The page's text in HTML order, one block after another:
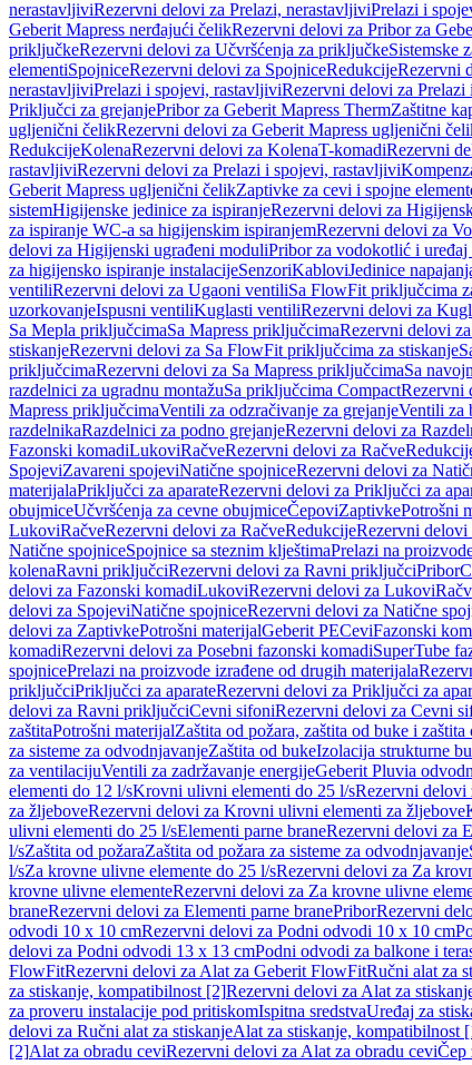
nerastavljiviRezervni delovi za Prelazi, nerastavljiviPrelazi i
Geberit Mapress nerđajući čelikRezervni delovi za Pribor za
priključkeRezervni delovi za Učvršćenja za priključkeSistemske
elementiSpojniceRezervni delovi za SpojniceRedukcijeRezervni
nerastavljiviPrelazi i spojevi, rastavljiviRezervni delovi za
Priključci za grejanjePribor za Geberit Mapress ThermZaštitne
ugljenični čelikRezervni delovi za Geberit Mapress ugljenični
RedukcijeKolenaRezervni delovi za KolenaT-komadiRezervni
rastavljiviRezervni delovi za Prelazi i spojevi, rastavljivi
Geberit Mapress ugljenični čelikZaptivke za cevi i spojne
sistemHigijenske jedinice za ispiranjeRezervni delovi za
za ispiranje WC-a sa higijenskim ispiranjemRezervni delovi za
delovi za Higijenski ugrađeni moduliPribor za vodokotlić i uređaj
za higijensko ispiranje instalacijeSenzoriKabloviJedinice
ventiliRezervni delovi za Ugaoni ventiliSa FlowFit priključcima
uzorkovanjeIspusni ventiliKuglasti ventiliRezervni delovi za
Sa Mepla priključcimaSa Mapress priključcimaRezervni delovi
stiskanjeRezervni delovi za Sa FlowFit priključcima za stiskanje
priključcimaRezervni delovi za Sa Mapress priključcimaSa
razdelnici za ugradnu montažuSa priključcima CompactRezervni
Mapress priključcimaVentili za odzračivanje za grejanjeVentili za
razdelnikaRazdelnici za podno grejanjeRezervni delovi za
Fazonski komadiLukoviRačveRezervni delovi za Račve
SpojeviZavareni spojeviNatične spojniceRezervni delovi za
materijalaPriključci za aparateRezervni delovi za Priključci za
obujmiceUčvršćenja za cevne obujmiceČepoviZaptivkePotrošni
LukoviRačveRezervni delovi za RačveRedukcijeRezervni delovi
Natične spojniceSpojnice sa steznim klještimaPrelazi na
kolenaRavni priključciRezervni delovi za Ravni priključciPribor
delovi za Fazonski komadiLukoviRezervni delovi za Lukovi
delovi za SpojeviNatične spojniceRezervni delovi za Natične
delovi za ZaptivkePotrošni materijalGeberit PECeviFazonski
komadiRezervni delovi za Posebni fazonski komadiSuperTube
spojnicePrelazi na proizvode izrađene od drugih materijala
priključciPriključci za aparateRezervni delovi za Priključci za
delovi za Ravni priključciCevni sifoniRezervni delovi za Cevni
zaštitaPotrošni materijalZaštita od požara, zaštita od buke i zaštita
za sisteme za odvodnjavanjeZaštita od bukeIzolacija strukturne
za ventilacijuVentili za zadržavanje energijeGeberit Pluvia
elementi do 12 l/sKrovni ulivni elementi do 25 l/sRezervni
za žljeboveRezervni delovi za Krovni ulivni elementi za žljebove
ulivni elementi do 25 l/sElementi parne braneRezervni delovi za
l/sZaštita od požaraZaštita od požara za sisteme za odvodnjavanje
l/sZa krovne ulivne elemente do 25 l/sRezervni delovi za Za
krovne ulivne elementeRezervni delovi za Za krovne ulivne
braneRezervni delovi za Elementi parne branePriborRezervni
odvodi 10 x 10 cmRezervni delovi za Podni odvodi 10 x 10 cm
delovi za Podni odvodi 13 x 13 cmPodni odvodi za balkone i
FlowFitRezervni delovi za Alat za Geberit FlowFitRučni alat za
za stiskanje, kompatibilnost [2]Rezervni delovi za Alat za
za proveru instalacije pod pritiskomIspitna sredstvaUređaj za
delovi za Ručni alat za stiskanjeAlat za stiskanje, kompatibilnost
[2]Alat za obradu ceviRezervni delovi za Alat za obradu ceviČep